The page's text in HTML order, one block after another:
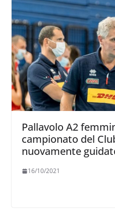
Pallavolo A2
campionato del
nuovamente
16/10/2021